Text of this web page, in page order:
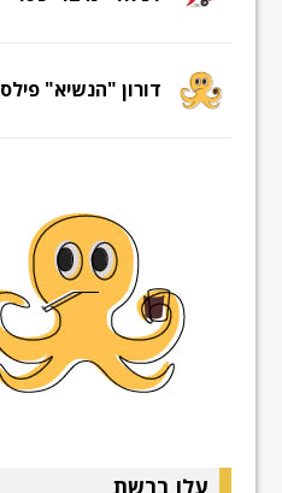
דורון "הנשיא" פילס
עלו ברשת